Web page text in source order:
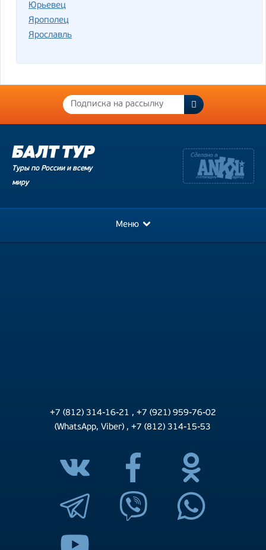
Юрьевец
Ярополец
Ярославль
Туры по России и всему
миру
Меню
+7 (812) 314-16-21 , +7 (921) 959-76-02
(WhatsApp, Viber) ,+7 (812) 314-15-53